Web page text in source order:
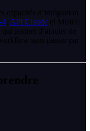
capacités d’intégration
4 API Claude et Mistral
permet d’ajouter de
sans passer par